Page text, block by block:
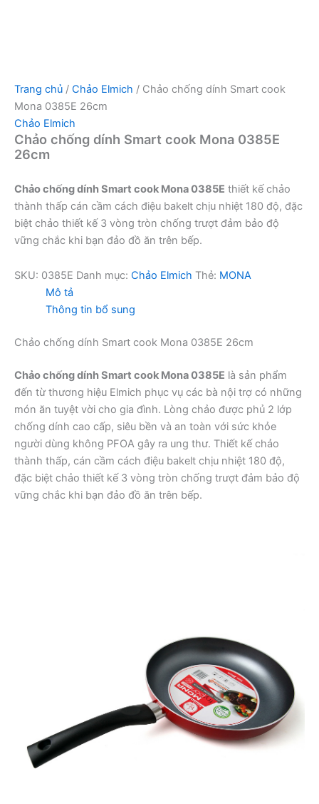
Trang chủ / Chảo Elmich / Chảo chống dính Smart cook
Mona 0385E 26cm
Chảo Elmich
Chảo chống dính Smart cook Mona 0385E
26cm
Chảo chống dính Smart cook Mona 0385E thiết kế chảo
thành thấp cán cầm cách điệu bakelt chịu nhiệt 180 độ, đặc
biệt chảo thiết kế 3 vòng tròn chống trượt đảm bảo độ
vững chắc khi bạn đảo đồ ăn trên bếp.
SKU: 0385E Danh mục: Chảo Elmich Thẻ: MONA
Mô tả
Thông tin bổ sung
Chảo chống dính Smart cook Mona 0385E 26cm
Chảo chống dính Smart cook Mona 0385E là sản phẩm
đến từ thương hiệu Elmich phục vụ các bà nội trợ có những
món ăn tuyệt vời cho gia đình. Lòng chảo được phủ 2 lớp
chống dính cao cấp, siêu bền và an toàn với sức khỏe
người dùng không PFOA gây ra ung thư. Thiết kế chảo
thành thấp, cán cầm cách điệu bakelt chịu nhiệt 180 độ,
đặc biệt chảo thiết kế 3 vòng tròn chống trượt đảm bảo độ
vững chắc khi bạn đảo đồ ăn trên bếp.